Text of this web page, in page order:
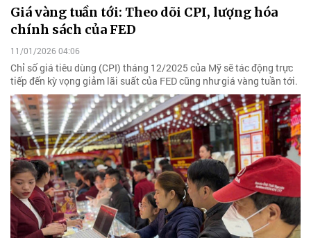
Giá vàng tuần tới: Theo dõi CPI, lượng hóa
chính sách của FED
11/01/2026 04:06
Chỉ số giá tiêu dùng (CPI) tháng 12/2025 của Mỹ sẽ tác động trực
tiếp đến kỳ vọng giảm lãi suất của FED cũng như giá vàng tuần tới.